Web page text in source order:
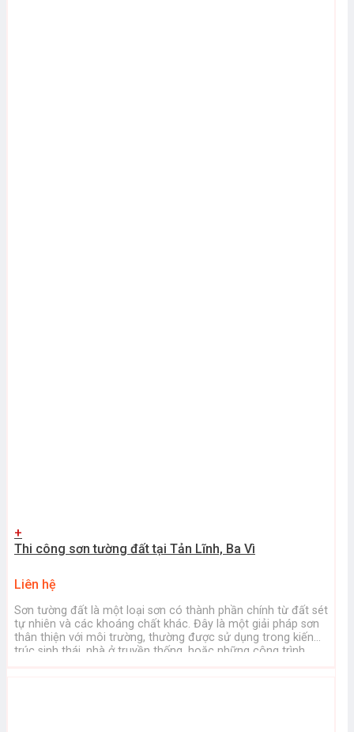
+
Thi công sơn tường đất tại Tản Lĩnh, Ba Vì
Liên hệ
Sơn tường đất là một loại sơn có thành phần chính từ đất sét
tự nhiên và các khoáng chất khác. Đây là một giải pháp sơn
thân thiện với môi trường, thường được sử dụng trong kiến
trúc sinh thái, nhà ở truyền thống, hoặc những công trình